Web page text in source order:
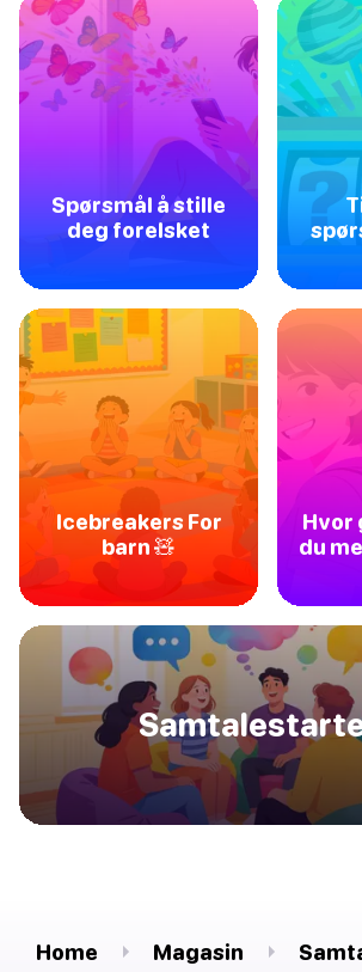
Spørsmål å stille
deg forelsket
Icebreakers For
barn 🧸
Hvor
du
Home Magasin